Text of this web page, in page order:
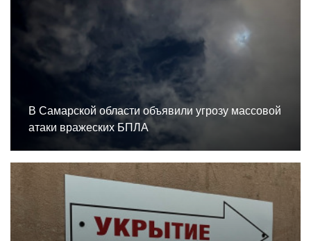
В Самарской области объявили угрозу массовой
атаки вражеских БПЛА